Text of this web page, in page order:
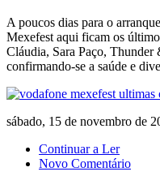
A poucos dias para o
Mexefest aqui ficam os
Cláudia, Sara Paço, Thunder
confirmando-se a saúde e
sábado, 15 de novembro de
Continuar a Ler
Novo Comentário